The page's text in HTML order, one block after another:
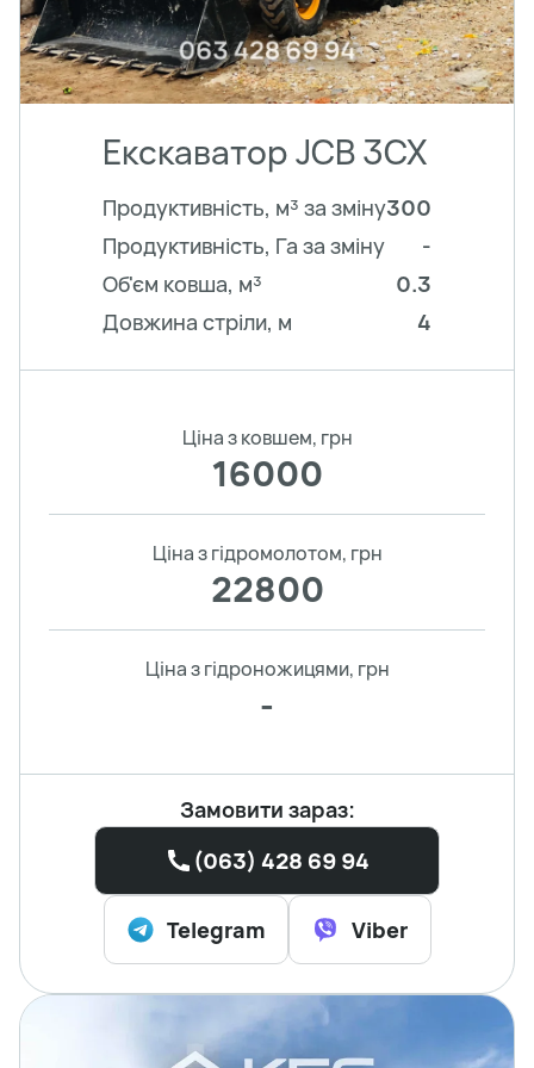
Екскаватор JCB 3CX
Продуктивність, м³ за зміну300
Продуктивність, Га за зміну
-
Об'єм ковша, м³
0.3
Довжина стріли, м
4
Ціна з ковшем, грн
16000
Ціна з гідромолотом, грн
22800
Ціна з гідроножицями, грн
-
Замовити зараз:
(063) 428 69 94
Telegram Viber